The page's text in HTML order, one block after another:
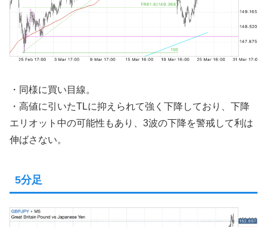
・同様に買い目線。
・高値に引いたTLに抑えられて強く下降しており、下降
エリオット中の可能性もあり、3波の下降を警戒して利は
伸ばさない。
5分足